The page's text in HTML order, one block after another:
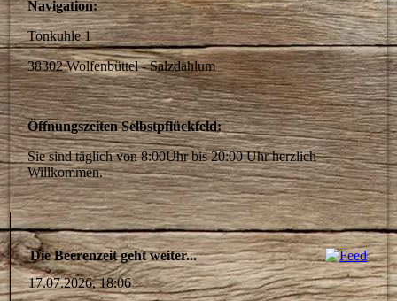
Navigation:
Tonkuhle 1
38302 Wolfenbüttel - Salzdahlum
Öffnungszeiten Selbstpflückfeld:
Sie sind täglich von 8:00Uhr bis 20:00 Uhr herzlich
Willkommen.
Die Beerenzeit geht weiter...
17.07.2026, 18:06